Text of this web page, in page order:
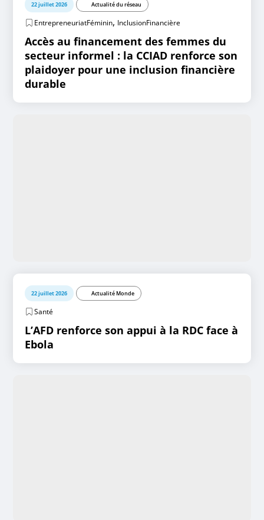
22 juillet 2026 Actualité du réseau
EntrepreneuriatFéminin, InclusionFinancière
Accès au financement des femmes du
secteur informel : la CCIAD renforce son
plaidoyer pour une inclusion financière
durable
22 juillet 2026 Actualité Monde
Santé
L’AFD renforce son appui à la RDC face à
Ebola